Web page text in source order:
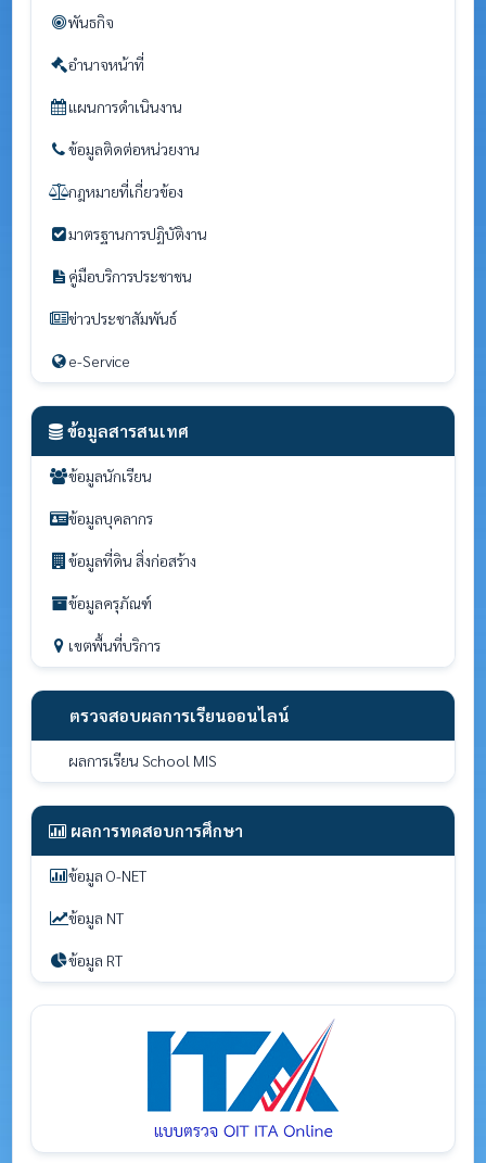
พันธกิจ
อำนาจหน้าที่
แผนการดำเนินงาน
ข้อมูลติดต่อหน่วยงาน
กฎหมายที่เกี่ยวข้อง
มาตรฐานการปฏิบัติงาน
คู่มือบริการประชาชน
ข่าวประชาสัมพันธ์
e-Service
ข้อมูลสารสนเทศ
ข้อมูลนักเรียน
ข้อมูลบุคลากร
ข้อมูลที่ดิน สิ่งก่อสร้าง
ข้อมูลครุภัณฑ์
เขตพื้นที่บริการ
ตรวจสอบผลการเรียนออนไลน์
ผลการเรียน School MIS
ผลการทดสอบการศึกษา
ข้อมูล O-NET
ข้อมูล NT
ข้อมูล RT